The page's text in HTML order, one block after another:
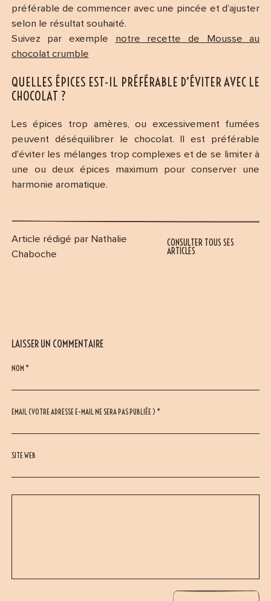
préférable de commencer avec une pincée et d’ajuster
selon le résultat souhaité.
Suivez par exemple notre recette de Mousse au
chocolat crumble
QUELLES ÉPICES EST-IL PRÉFÉRABLE D’ÉVITER AVEC LE
CHOCOLAT ?
Les épices trop amères, ou excessivement fumées
peuvent déséquilibrer le chocolat. Il est préférable
d’éviter les mélanges trop complexes et de se limiter à
une ou deux épices maximum pour conserver une
harmonie aromatique.
Article rédigé par Nathalie
Chaboche
CONSULTER TOUS SES
ARTICLES
LAISSER UN COMMENTAIRE
NOM *
EMAIL (VOTRE ADRESSE E-MAIL NE SERA PAS PUBLIÉE ) *
SITE WEB